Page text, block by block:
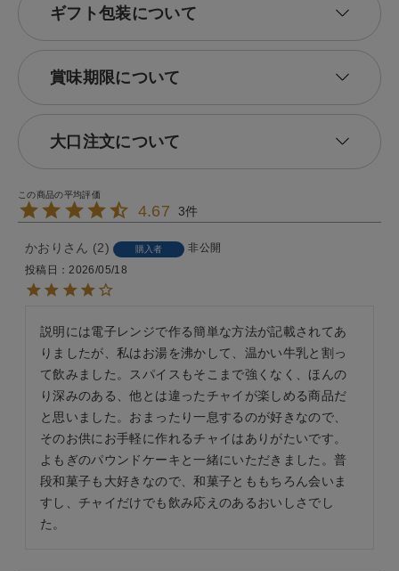
ギフト包装について
賞味期限について
大口注文について
4.67 3
かおり 2 購入者
非公開
投稿日
2026/05/18
説明には電子レンジで作る簡単な方法が記載されてあ
りましたが、私はお湯を沸かして、温かい牛乳と割っ
て飲みました。スパイスもそこまで強くなく、ほんの
り深みのある、他とは違ったチャイが楽しめる商品だ
と思いました。おまったり一息するのが好きなので、
そのお供にお手軽に作れるチャイはありがたいです。
よもぎのパウンドケーキと一緒にいただきました。普
段和菓子も大好きなので、和菓子とももちろん会いま
すし、チャイだけでも飲み応えのあるおいしさでし
た。